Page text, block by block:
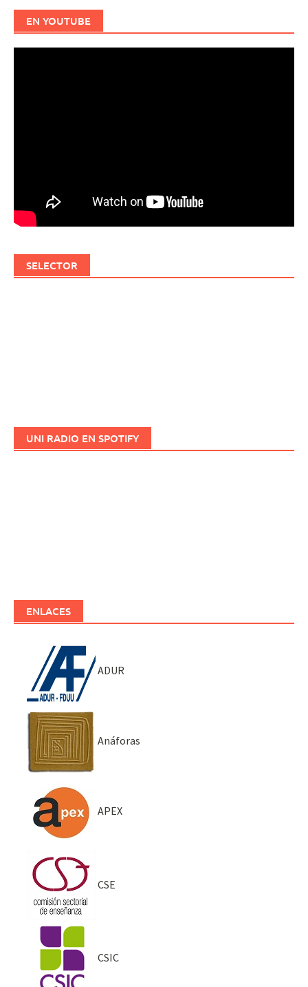
EN YOUTUBE
SELECTOR
UNI RADIO EN SPOTIFY
ENLACES
ADUR
Anáforas
APEX
CSE
CSIC